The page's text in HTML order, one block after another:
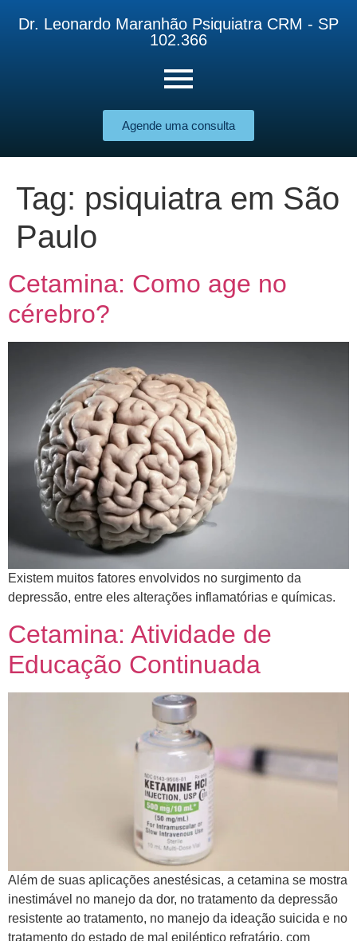
Dr. Leonardo Maranhão Psiquiatra CRM - SP
102.366
Agende uma consulta
Tag: psiquiatra em São
Paulo
Cetamina: Como age no
cérebro?
​Existem muitos fatores envolvidos no surgimento da
depressão, entre eles alterações inflamatórias e químicas.
Cetamina: Atividade de
Educação Continuada
Além de suas aplicações anestésicas, a cetamina se mostra
inestimável no manejo da dor, no tratamento da depressão
resistente ao tratamento, no manejo da ideação suicida e no
tratamento do estado de mal epiléptico refratário, com